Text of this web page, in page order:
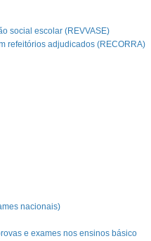
social escolar (REVVASE)
refeitórios adjudicados (RECORRA)
nacionais)
e exames nos ensinos básico